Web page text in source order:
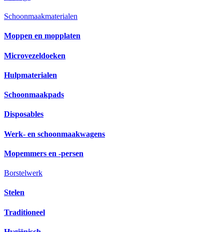
Schoonmaakmaterialen
Moppen en mopplaten
Microvezeldoeken
Hulpmaterialen
Schoonmaakpads
Disposables
Werk- en schoonmaakwagens
Mopemmers en -persen
Borstelwerk
Stelen
Traditioneel